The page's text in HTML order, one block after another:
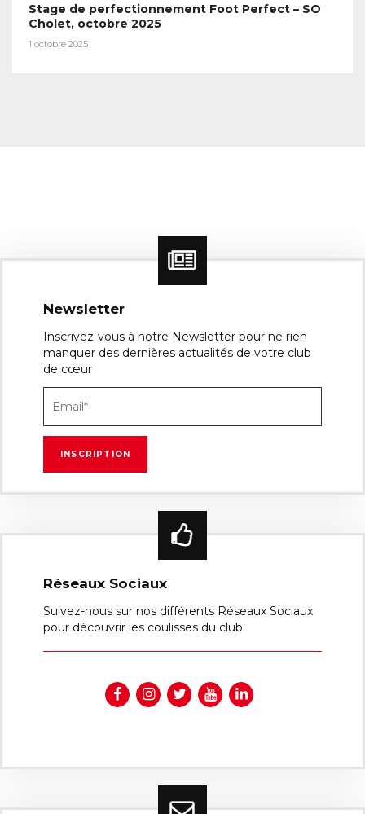
Stage de perfectionnement Foot Perfect – SO
Cholet, octobre 2025
1 octobre 2025
Newsletter
Inscrivez-vous à notre Newsletter pour ne rien
manquer des dernières actualités de votre club
de cœur
Réseaux Sociaux
Suivez-nous sur nos différents Réseaux Sociaux
pour découvrir les coulisses du club